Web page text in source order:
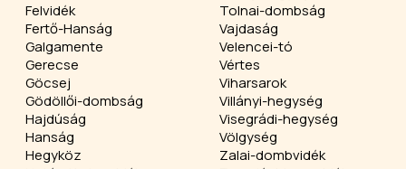
Felvidék
Fertő-Hanság
Galgamente
Gerecse
Göcsej
Gödöllői-dombság
Hajdúság
Hanság
Hegyköz
Tolnai-dombság
Vajdaság
Velencei-tó
Vértes
Viharsarok
Villányi-hegység
Visegrádi-hegység
Völgység
Zalai-dombvidék